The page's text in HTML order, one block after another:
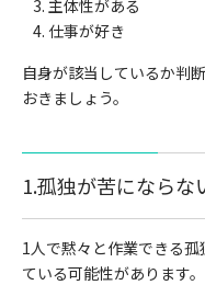
主体性がある
仕事が好き
自身が該当しているか判
おきましょう。
1.孤独が苦にならな
1人で黙々と作業できる
ている可能性があります